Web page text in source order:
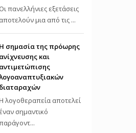
Οι πανελλήνιες εξετάσεις
αποτελούν μια από τις ...
Η σημασία της πρόωρης
ανίχνευσης και
αντιμετώπισης
διαταραχών
λογοθεραπεία αποτελεί
έναν σημαντικό